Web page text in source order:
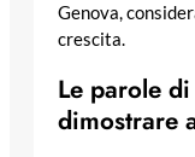
Genova,
crescita.
Le parole
dimostrare